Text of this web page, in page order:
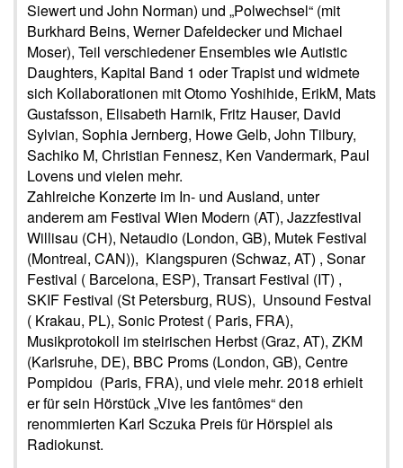
Siewert und John Norman) und „Polwechsel“ (mit
Burkhard Beins, Werner Dafeldecker und Michael
Moser), Teil verschiedener Ensembles wie Autistic
Daughters, Kapital Band 1 oder Trapist und widmete
sich Kollaborationen mit Otomo Yoshihide, ErikM, Mats
Gustafsson, Elisabeth Harnik, Fritz Hauser, David
Sylvian, Sophia Jernberg, Howe Gelb, John Tilbury,
Sachiko M, Christian Fennesz, Ken Vandermark, Paul
Lovens und vielen mehr.
Zahlreiche Konzerte im In- und Ausland, unter
anderem am Festival Wien Modern (AT), Jazzfestival
Willisau (CH), Netaudio (London, GB), Mutek Festival
(Montreal, CAN)), Klangspuren (Schwaz, AT) , Sonar
Festival ( Barcelona, ESP), Transart Festival (IT) ,
SKIF Festival (St Petersburg, RUS), Unsound Festval
( Krakau, PL), Sonic Protest ( Paris, FRA),
Musikprotokoll im steirischen Herbst (Graz, AT), ZKM
(Karlsruhe, DE), BBC Proms (London, GB), Centre
Pompidou (Paris, FRA), und viele mehr. 2018 erhielt
er für sein Hörstück „Vive les fantômes“ den
renommierten Karl Sczuka Preis für Hörspiel als
Radiokunst.